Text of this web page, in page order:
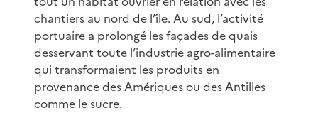
chantiers au nord de l’île. Au sud, l’activité
portuaire a prolongé les façades de quais
desservant toute l’industrie agro-alimentaire
qui transformaient les produits en
provenance des Amériques ou des Antilles
comme le sucre.